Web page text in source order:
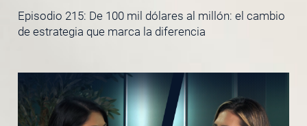
Episodio 215: De 100 mil dólares al millón: el cambio
de estrategia que marca la diferencia